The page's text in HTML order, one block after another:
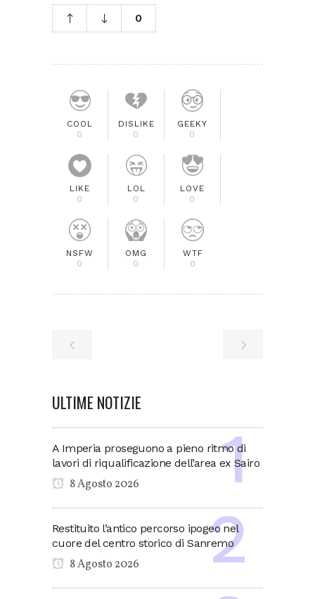
0
COOL
0
DISLIKE
0
GEEKY
0
LIKE
0
LOL
0
LOVE
0
NSFW
0
OMG
0
WTF
0
ULTIME NOTIZIE
A Imperia proseguono a pieno ritmo di
lavori di riqualificazione dell’area ex Sairo
8 Agosto 2026
Restituito l’antico percorso ipogeo nel
cuore del centro storico di Sanremo
8 Agosto 2026